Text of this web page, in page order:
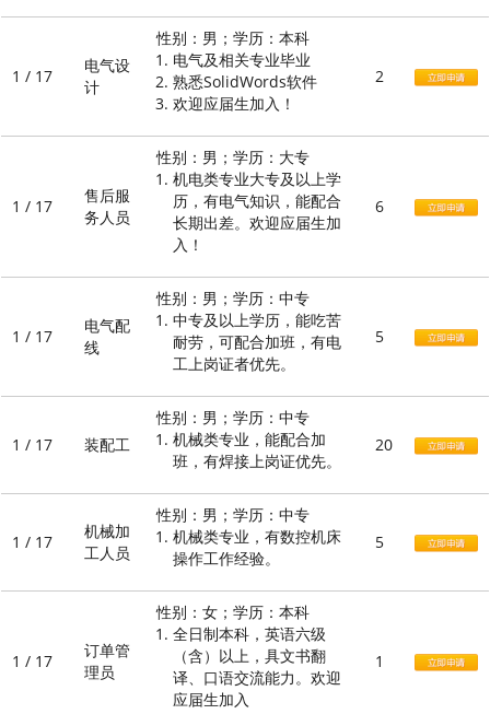
1 / 17
电气设
计
性别：男；学历：本科
电气及相关专业毕业
熟悉SolidWords软件
欢迎应届生加入！
2
1 / 17
售后服
务人员
性别：男；学历：大专
机电类专业大专及以上学
历，有电气知识，能配合
长期出差。欢迎应届生加
入！
6
1 / 17
电气配
线
性别：男；学历：中专
中专及以上学历，能吃苦
耐劳，可配合加班，有电
工上岗证者优先。
5
1 / 17 装配工
性别：男；学历：中专
机械类专业，能配合加
班，有焊接上岗证优先。
20
1 / 17
机械加
工人员
性别：男；学历：中专
机械类专业，有数控机床
操作工作经验。
5
1 / 17
订单管
理员
性别：女；学历：本科
全日制本科，英语六级
（含）以上，具文书翻
译、口语交流能力。欢迎
应届生加入
1